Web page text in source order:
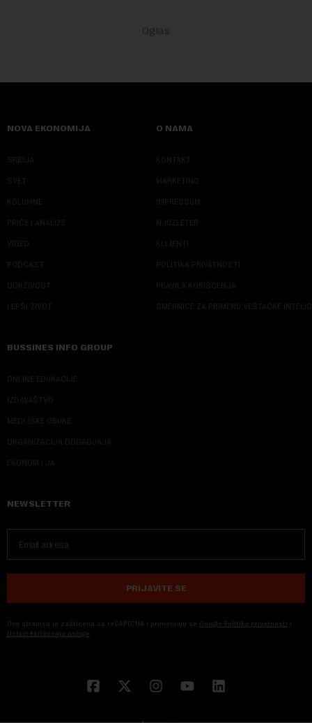
NOVA EKONOMIJA
SRBIJA
SVET
KOLUMNE
PRIČE I ANALIZE
VIDEO
PODCAST
ODRŽIVOST
LEPŠI ŽIVOT
O NAMA
KONTAKT
MARKETING
IMPRESSUM
NJUZLETER
KLIJENTI
POLITIKA PRIVATNOSTI
PRAVILA KORIŠĆENJA
SMERNICE ZA PRIMENU VEŠTAČKE
BUSSINES INFO GROUP
ONLINE EDUKACIJE
IZDAVAŠTVO
MEDIJSKE OBUKE
ORGANIZACIJA DOGADJAJA
EKONOM I JA
NEWSLETTER
PRIJAVITE SE
Ova stranica je zaštićena sa reCAPTCHA i primenjuju se Google Politika privatnosti i
Uslovi korišćenja usluge